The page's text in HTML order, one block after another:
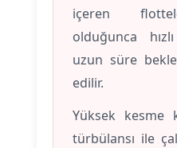
içeren
olduğunca
uzun süre
edilir.
Yüksek kesme
türbülansı ile